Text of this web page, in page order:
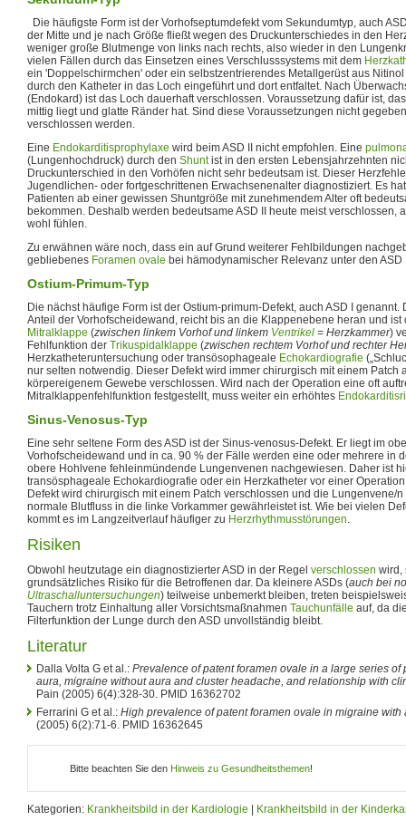
Die häufigste Form ist der Vorhofseptumdefekt vom Sekundumtyp, auch
der Mitte und je nach Größe fließt wegen des Druckunterschiedes in den
weniger große Blutmenge von links nach rechts, also wieder in den
vielen Fällen durch das Einsetzen eines Verschlusssystems mit dem
ein 'Doppelschirmchen' oder ein selbstzentrierendes Metallgerüst aus
durch den Katheter in das Loch eingeführt und dort entfaltet. Nach
(Endokard) ist das Loch dauerhaft verschlossen. Voraussetzung dafür ist,
mittig liegt und glatte Ränder hat. Sind diese Voraussetzungen nicht
verschlossen werden.
Eine Endokarditisprophylaxe wird beim ASD II nicht empfohlen. Eine
(Lungenhochdruck) durch den Shuntist in den ersten Lebensjahrzehnten
Druckunterschied in den Vorhöfen nicht sehr bedeutsam ist. Dieser
Jugendlichen- oder fortgeschrittenen Erwachsenenalter diagnostiziert. Es
Patienten ab einer gewissen Shuntgröße mit zunehmendem Alter oft
bekommen. Deshalb werden bedeutsame ASD II heute meist verschlossen,
wohl fühlen.
Zu erwähnen wäre noch, dass ein auf Grund weiterer Fehlbildungen
gebliebenes Foramen ovale bei hämodynamischer Relevanz unter den ASD
Ostium-Primum-Typ
Die nächst häufige Form ist der Ostium-primum-Defekt, auch ASD I
Anteil der Vorhofscheidewand, reicht bis an die Klappenebene heran und ist
Mitralklappe (zwischen linkem Vorhof und linkem Ventrikel = Herzkammer)
Fehlfunktion der Trikuspidalklappe (zwischen rechtem Vorhof und rechter
Herzkatheteruntersuchung oder transösophageale Echokardiografie
nur selten notwendig. Dieser Defekt wird immer chirurgisch mit einem Patch
körpereigenem Gewebe verschlossen. Wird nach der Operation eine oft
Mitralklappenfehlfunktion festgestellt, muss weiter ein erhöhtes
Sinus-Venosus-Typ
Eine sehr seltene Form des ASD ist der Sinus-venosus-Defekt. Er liegt im
Vorhofscheidewand und in ca. 90 % der Fälle werden eine oder mehrere in
obere Hohlvene fehleinmündende Lungenvenen nachgewiesen. Daher ist
transösphageale Echokardiografie oder ein Herzkatheter vor einer
Defekt wird chirurgisch mit einem Patch verschlossen und die Lungenvene/
normale Blutfluss in die linke Vorkammer gewährleistet ist. Wie bei vielen
kommt es im Langzeitverlauf häufiger zu Herzrhythmusstörungen.
Risiken
Obwohl heutzutage ein diagnostizierter ASD in der Regel verschlossen wird,
grundsätzliches Risiko für die Betroffenen dar. Da kleinere ASDs (auch bei
Ultraschalluntersuchungen) teilweise unbemerkt bleiben, treten
Tauchern trotz Einhaltung aller Vorsichtsmaßnahmen Tauchunfälle auf, da
Filterfunktion der Lunge durch den ASD unvollständig bleibt.
Literatur
Dalla Volta G et al.: Prevalence of patent foramen ovale in a large series of
aura, migraine without aura and cluster headache, and relationship with
Pain (2005) 6(4):328-30. PMID 16362702
Ferrarini G et al.: High prevalence of patent foramen ovale in migraine with
(2005) 6(2):71-6. PMID 16362645
Bitte beachten Sie den Hinweis zu Gesundheitsthemen!
Kategorien: Krankheitsbild in der Kardiologie Krankheitsbild in der